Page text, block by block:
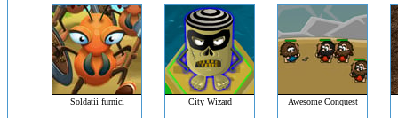
Soldații furnici City Wizard Awesome Conquest